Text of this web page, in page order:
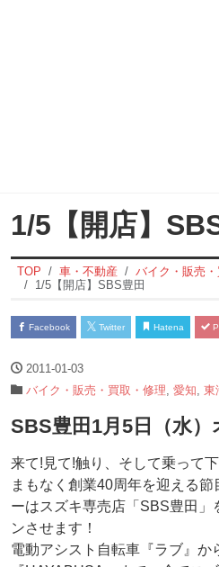
1/5【開店】
TOP 車・不動産
バイク・販売
1/5【開店】SBS豊田
Facebook Twitter Hatena
2011-01-03
バイク・販売・買取・修理 愛知 東
SBS豊田1月5日（水）
来て!見て!触り、そして乗って
まもなく創業40周年を迎える
ーはスズキ専売店「SBS豊田
ンさせます！
電動アシスト自転車『ラブ』か